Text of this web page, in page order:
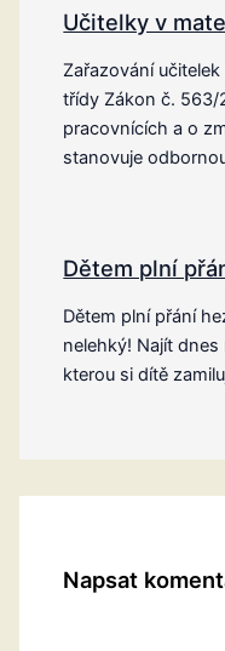
Učitelky v
Zařazování
třídy Zákon č.
pracovnících a o
stanovuje
Dětem plní
Dětem plní přání
nelehký! Najít
kterou si dítě
Napsat